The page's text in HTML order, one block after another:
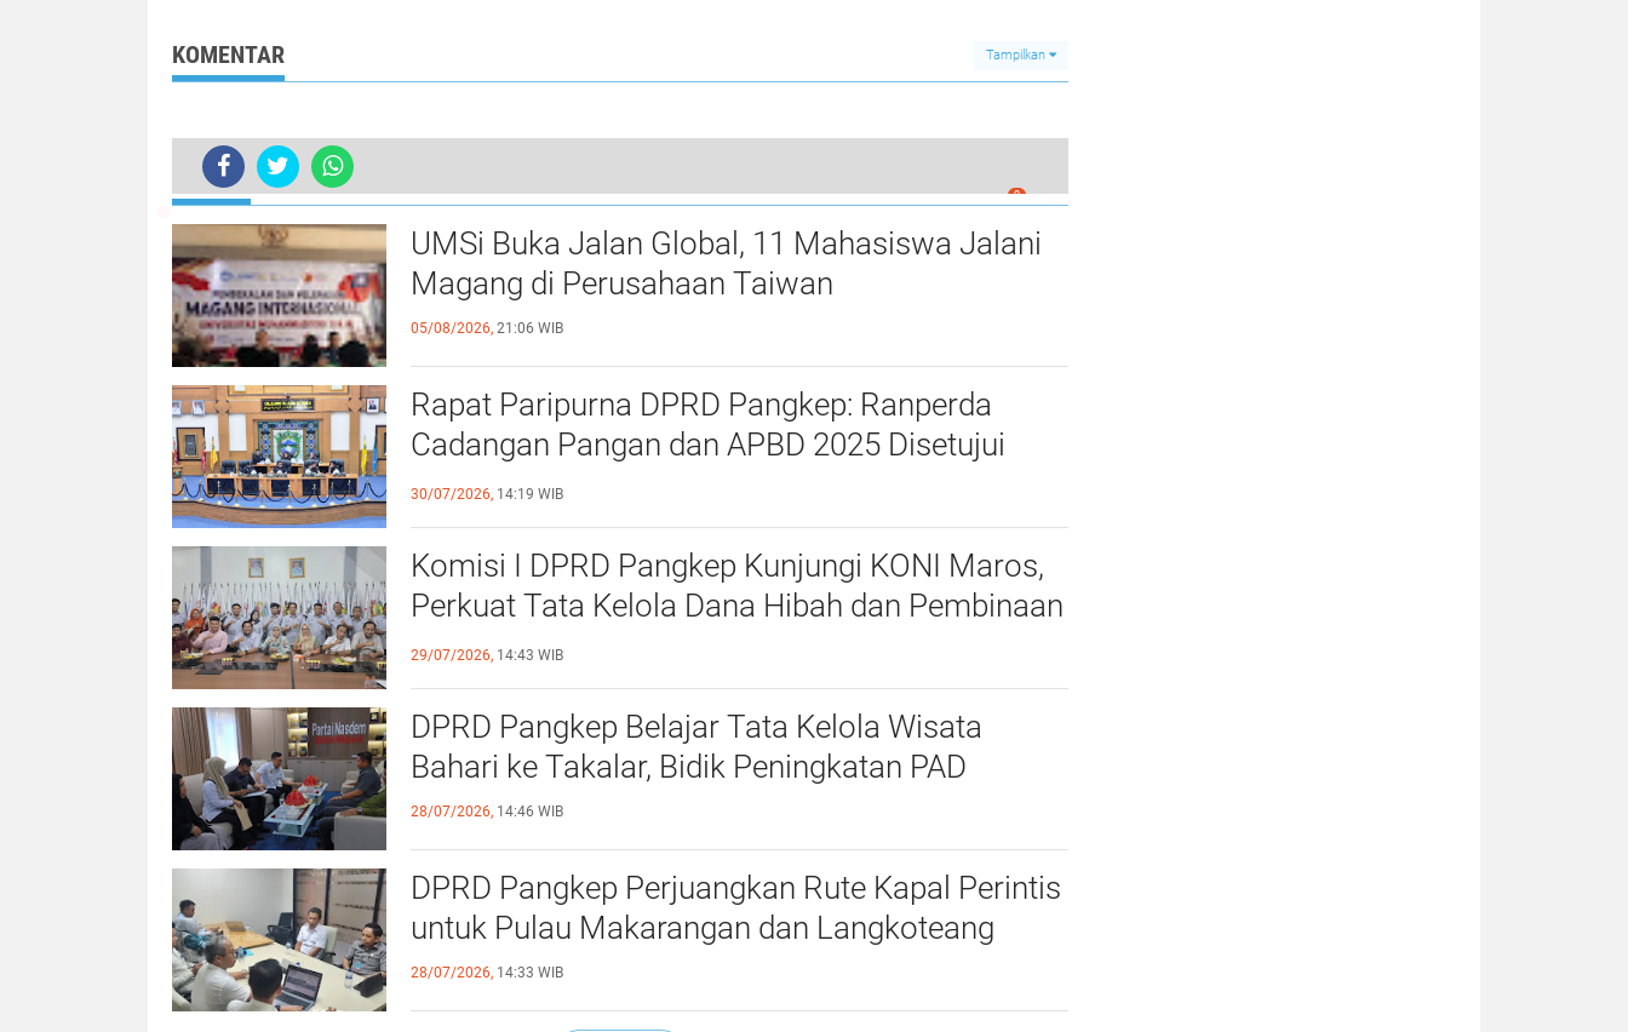
KOMENTAR Tampilkan
Dorong Saling Menghargai, LPkM UMI Gelar Penyuluhan Hukum di SMA LPP YBW
0
TERKINI
UMSi Buka Jalan Global, 11 Mahasiswa Jalani
Magang di Perusahaan Taiwan
05/08/2026, 21:06 WIB
Rapat Paripurna DPRD Pangkep: Ranperda
Cadangan Pangan dan APBD 2025 Disetujui
dengan Sejumlah Catatan
30/07/2026, 14:19 WIB
Komisi I DPRD Pangkep Kunjungi KONI Maros,
Perkuat Tata Kelola Dana Hibah dan Pembinaan
Olahraga
29/07/2026, 14:43 WIB
DPRD Pangkep Belajar Tata Kelola Wisata
Bahari ke Takalar, Bidik Peningkatan PAD
28/07/2026, 14:46 WIB
DPRD Pangkep Perjuangkan Rute Kapal Perintis
untuk Pulau Makarangan dan Langkoteang
28/07/2026, 14:33 WIB